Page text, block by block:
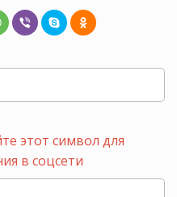
этот символ для
в соцсети